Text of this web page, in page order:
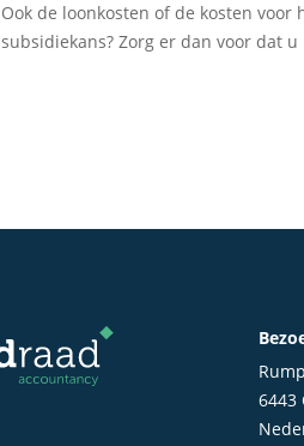
Ook de loonkosten of de kosten
subsidiekans? Zorg er dan voor dat
6443